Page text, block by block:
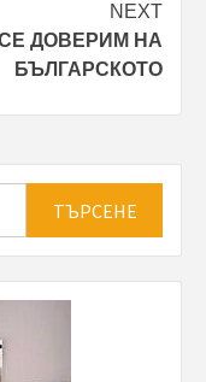
NEXT
СЕ ДОВЕРИМ НА
БЪЛГАРСКОТО